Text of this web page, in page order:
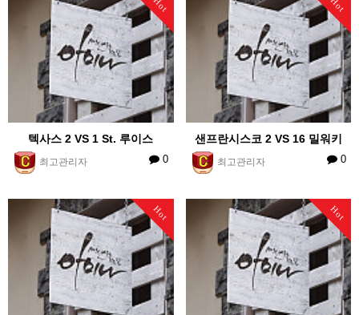
Hot
텍사스 2 VS 1 St. 루이스
최고관리자 0
Hot
샌프란시스코 2 VS 16 밀워키
최고관리자 0
Hot Hot